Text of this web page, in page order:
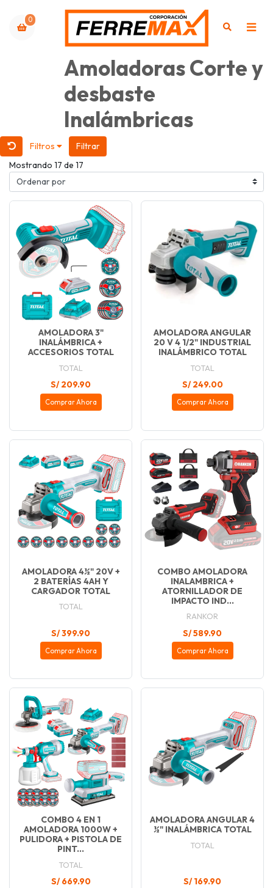
0
Amoladoras Corte y
desbaste
Inalámbricas
Filtros
Filtrar
Mostrando 17 de 17
AMOLADORA 3"
INALÁMBRICA +
ACCESORIOS TOTAL
TOTAL
S/ 209.90
Comprar Ahora
AMOLADORA ANGULAR
20 V 4 1/2" INDUSTRIAL
INALÁMBRICO TOTAL
TOTAL
S/ 249.00
Comprar Ahora
AMOLADORA 4½" 20V +
2 BATERÍAS 4AH Y
CARGADOR TOTAL
TOTAL
S/ 399.90
Comprar Ahora
COMBO AMOLADORA
INALAMBRICA +
ATORNILLADOR DE
IMPACTO IND...
RANKOR
S/ 589.90
Comprar Ahora
COMBO 4 EN 1
AMOLADORA 1000W +
PULIDORA + PISTOLA DE
PINT...
TOTAL
S/ 669.90
AMOLADORA ANGULAR 4
½" INALÁMBRICA TOTAL
TOTAL
S/ 169.90